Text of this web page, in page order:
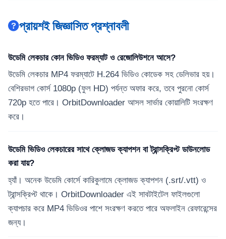
প্রায়শই জিজ্ঞাসিত প্রশ্নাবলী
উডেমি লেকচার কোন ভিডিও ফরম্যাট ও রেজোলিউশনে আসে?
উডেমি লেকচার MP4 ফরম্যাটে H.264 ভিডিও কোডেক সহ ডেলিভার হয়।
বেশিরভাগ কোর্স 1080p (ফুল HD) পর্যন্ত অফার করে, তবে পুরনো কোর্স
720p হতে পারে। OrbitDownloader আসল সার্ভার কোয়ালিটি সংরক্ষণ
করে।
উডেমি ভিডিও লেকচারের সাথে ক্লোজড ক্যাপশন বা ট্রান্সক্রিপ্ট ডাউনলোড
করা যায়?
হ্যাঁ। অনেক উডেমি কোর্সে কারিকুলামে ক্লোজড ক্যাপশন (.srt/.vtt) ও
ট্রান্সক্রিপ্ট থাকে। OrbitDownloader এই সাবটাইটেল ফাইলগুলো
ক্যাপচার করে MP4 ভিডিওর পাশে সংরক্ষণ করতে পারে অফলাইন রেফারেন্সের
জন্য।